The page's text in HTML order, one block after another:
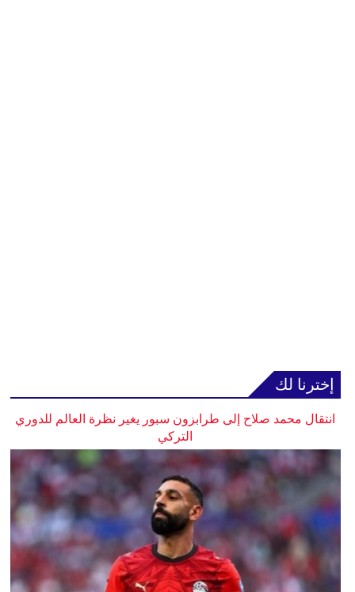
إخترنا لك
انتقال محمد صلاح إلى طرابزون سبور يغير نظرة العالم للدوري
التركي